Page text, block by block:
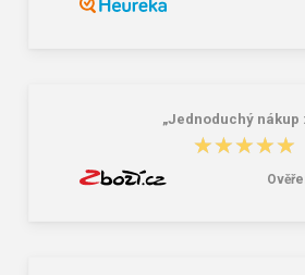
Granite 5 21747-19 Sluneční brýle
„Jednoduchý nákup
★★★★★
★★★★★